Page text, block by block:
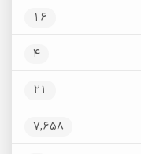
16
4
21
7,658